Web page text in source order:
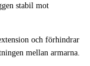
stabil mot
och förhindrar
mellan armarna.